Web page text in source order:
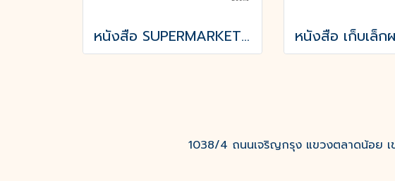
หนังสือ SUPERMARKETing 80 เทคนิคการตลาดสะดวกใช้ (ปกแข็ง)
1038/4 ถนนเจริญกรุง แขวงตลาดน้อย